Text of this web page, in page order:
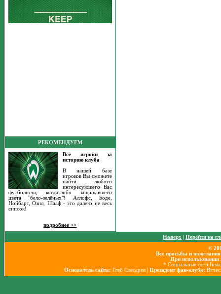
РЕКОМЕНДУЕМ
Все игроки за
историю клуба
В нашей базе
игроков Вы сможете
найти любого
интересующего Вас
футболиста, когда-либо защищавшего
цвета "бело-зелёных"! Аллофс, Боде,
Нойбарт, Озил, Шааф - это далеко не весь
список!
подробнее >>
Наверх |Перейти на
©
Все просьбы и
При использовании
* Социальные сети
Основатель сайта: Глеб Слесарев | Президент фан-клуба: